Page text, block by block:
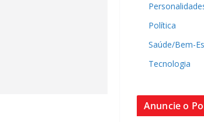
Política
Saúde/Bem-
Tecnologia
Anuncie o